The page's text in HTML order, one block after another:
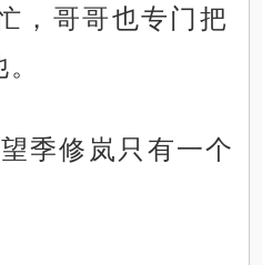
，哥哥也专门把
季修岚只有一个